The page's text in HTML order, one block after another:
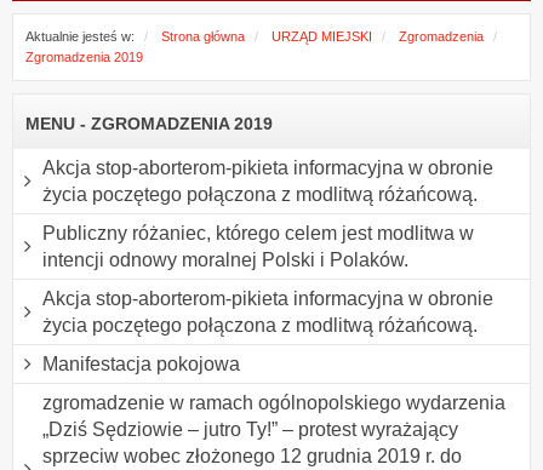
Aktualnie jesteś w: Strona główna URZĄD MIEJSKI
Zgromadzenia
Zgromadzenia 2019
MENU - ZGROMADZENIA 2019
Akcja stop-aborterom-pikieta informacyjna w obronie
życia poczętego połączona z modlitwą różańcową.
Publiczny różaniec, którego celem jest modlitwa w
intencji odnowy moralnej Polski i Polaków.
Akcja stop-aborterom-pikieta informacyjna w obronie
życia poczętego połączona z modlitwą różańcową.
Manifestacja pokojowa
zgromadzenie w ramach ogólnopolskiego wydarzenia
„Dziś Sędziowie – jutro Ty!” – protest wyrażający
sprzeciw wobec złożonego 12 grudnia 2019 r. do